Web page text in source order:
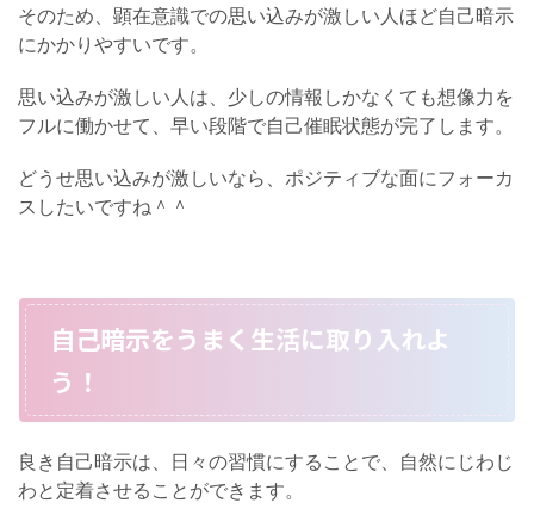
そのため、顕在意識での思い込みが激しい人ほど自己暗示
にかかりやすいです。
思い込みが激しい人は、少しの情報しかなくても想像力を
フルに働かせて、早い段階で自己催眠状態が完了します。
どうせ思い込みが激しいなら、ポジティブな面にフォーカ
スしたいですね＾＾
自己暗示をうまく生活に取り入れよ
う！
良き自己暗示は、日々の習慣にすることで、自然にじわじ
わと定着させることができます。